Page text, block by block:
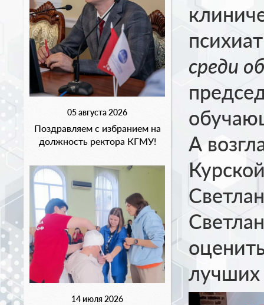
05 августа 2026
Поздравляем с избранием на
должность ректора КГМУ!
14 июля 2026
среди
А
лучших